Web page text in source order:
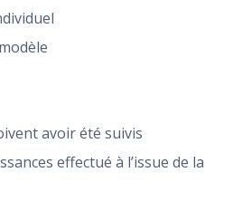
avoir été suivis
effectué à l’issue de la